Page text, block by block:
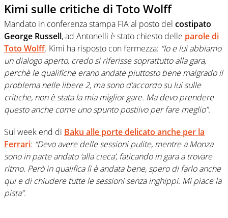
Kimi sulle critiche di Toto Wolff
Mandato in conferenza stampa FIA al posto del costipato
George Russell, ad Antonelli è stato chiesto delle parole di
Toto Wolff. Kimi ha risposto con fermezza: “Io e lui abbiamo
un dialogo aperto, credo si riferisse soprattutto alla gara,
perchè le qualifiche erano andate piuttosto bene malgrado il
problema nelle libere 2, ma sono d’accordo su lui sulle
critiche, non è stata la mia miglior gare. Ma devo prendere
questo anche come uno spunto postiivo per fare meglio”.
Sul week end di Baku alle porte delicato anche per la
Ferrari: “Devo avere delle sessioni pulite, mentre a Monza
sono in parte andato ‘alla cieca’, faticando in gara a trovare
ritmo. Però in qualifica lì è andata bene, spero di farlo anche
qui e di chiudere tutte le sessioni senza inghippi. Mi piace la
pista”.